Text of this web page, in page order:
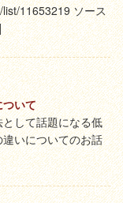
11653219 ソース
いて
して話題になる低
いについてのお話